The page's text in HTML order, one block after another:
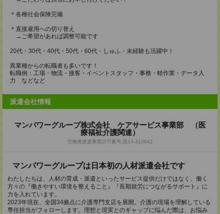
＊各種社会保険完備
＊直接雇用への切り替え
→ご希望があれば調整可能です
20代・30代・40代・50代・60代・しゅふ・未経験も活躍中！
異業種からの転職者も多いです！
転職例：工場・物流・接客・イベントスタッフ・事務・軽作業・データ入
力 などなど
派遣会社情報
マンパワーグループ株式会社 ケアサービス事業部 （医
療福祉介護関連）
労働者派遣事業許可番号:派13-315642
マンパワーグループは日本初の人材派遣会社です
わたしたちは、人材の育成・派遣といったサービス提供だけではなく、働く
方々の『働きやすい環境を整えること』『長期就労につながるサポート』に
力を入れています。
2023年現在、全国34拠点に介護専門支店を展開。介護の現場を理解している
専任担当がフォローします。理想と現実とのギャップに悩んだ際は、お悩み